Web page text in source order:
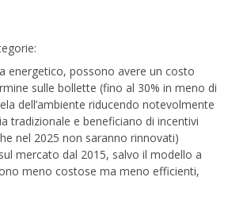
energetico, possono avere un costo
sulle bollette (fino al 30% in meno di
dell’ambiente riducendo notevolmente
tradizionale e beneficiano di incentivi
nel 2025 non saranno rinnovati)
mercato dal 2015, salvo il modello a
meno costose ma meno efficienti,